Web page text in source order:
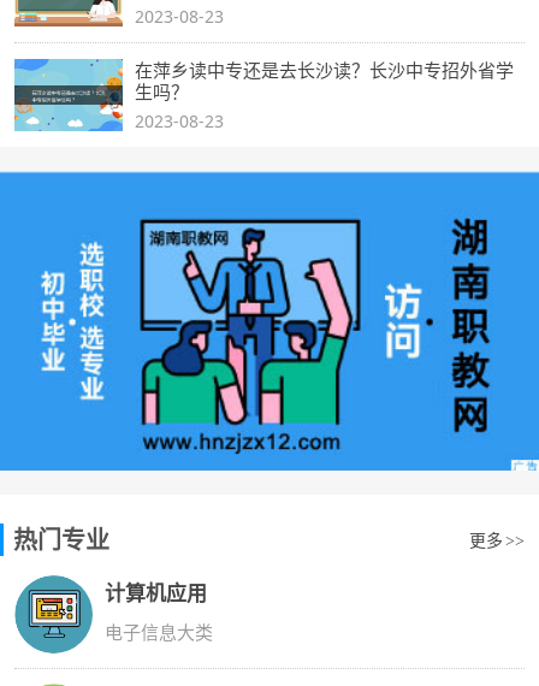
2023-08-23
在萍乡读中专还是去长沙读？长沙中专招外省学
生吗？
2023-08-23
热门专业 更多 >>
计算机应用
电子信息大类